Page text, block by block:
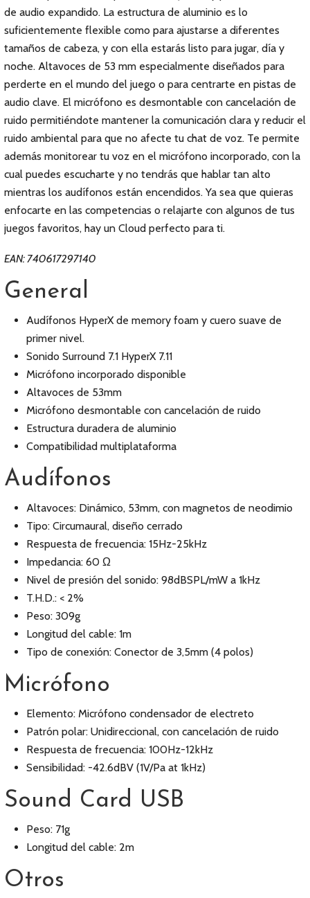
de audio expandido. La estructura de aluminio es lo
suficientemente flexible como para ajustarse a diferentes
tamaños de cabeza, y con ella estarás listo para jugar, día y
noche. Altavoces de 53 mm especialmente diseñados para
perderte en el mundo del juego o para centrarte en pistas de
audio clave. El micrófono es desmontable con cancelación de
ruido permitiéndote mantener la comunicación clara y reducir el
ruido ambiental para que no afecte tu chat de voz. Te permite
además monitorear tu voz en el micrófono incorporado, con la
cual puedes escucharte y no tendrás que hablar tan alto
mientras los audífonos están encendidos. Ya sea que quieras
enfocarte en las competencias o relajarte con algunos de tus
juegos favoritos, hay un Cloud perfecto para ti.
EAN: 740617297140
General
Audífonos HyperX de memory foam y cuero suave de
primer nivel.
Sonido Surround 7.1 HyperX 7.11
Micrófono incorporado disponible
Altavoces de 53mm
Micrófono desmontable con cancelación de ruido
Estructura duradera de aluminio
Compatibilidad multiplataforma
Audífonos
Altavoces: Dinámico, 53mm, con magnetos de neodimio
Tipo: Circumaural, diseño cerrado
Respuesta de frecuencia: 15Hz-25kHz
Impedancia: 60 Ω
Nivel de presión del sonido: 98dBSPL/mW a 1kHz
T.H.D.: < 2%
Peso: 309g
Longitud del cable: 1m
Tipo de conexión: Conector de 3,5mm (4 polos)
Micrófono
Elemento: Micrófono condensador de electreto
Patrón polar: Unidireccional, con cancelación de ruido
Respuesta de frecuencia: 100Hz-12kHz
Sensibilidad: -42.6dBV (1V/Pa at 1kHz)
Sound Card USB
Peso: 71g
Longitud del cable: 2m
Otros